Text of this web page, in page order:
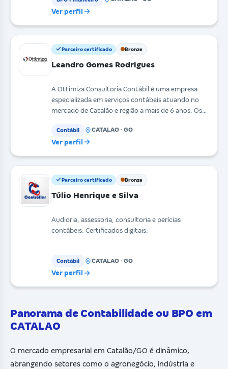
Ver perfil
Parceiro certificado Bronze
Leandro Gomes Rodrigues
A Ottimiza Consultoria Contábil é uma empresa
especializada em serviços contábeis atuando no
mercado de Catalão e região a mais de 6 anos. Os
Contábil CATALAO · GO
Ver perfil
Parceiro certificado Bronze
Túlio Henrique e Silva
Audioria, assessoria, consultoria e perícias
contábeis. Certificados digitais.
Contábil CATALAO · GO
Ver perfil
Panorama de Contabilidade ou BPO em
CATALAO
O mercado empresarial em Catalão/GO é dinâmico,
abrangendo setores como o agronegócio, indústria e